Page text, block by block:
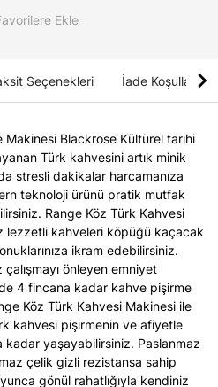
Ekle
Seçenekleri İade Koşulları chevron_right
Makinesi Blackrose Kültürel tarihi
Türk kahvesini artık minik
stresli dakikalar harcamanıza
teknoloji ürünü pratik mutfak
Range Köz Türk Kahvesi
lezzetli kahveleri köpüğü kaçacak
ikram edebilirsiniz.
çalışmayı önleyen emniyet
4 fincana kadar kahve pişirme
Köz Türk Kahvesi Makinesi ile
kahvesi pişirmenin ve afiyetle
kadar yaşayabilirsiniz. Paslanmaz
çelik gizli rezistansa sahip
gönül rahatlığıyla kendiniz